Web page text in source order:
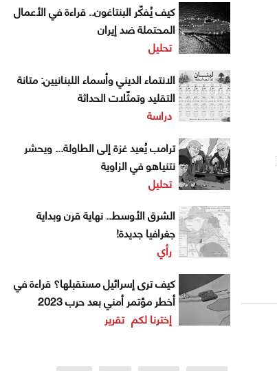
كيف يُفكّر البنتاغون.. قراءة في الأعمال
المحتملة ضد إيران
تحليل
الانتماء الديني وأسماء اللبنانيين: متانة
التقليد وتمثّلات الحداثة
دراسة
ترامب يُعيد غزة إلى الطاولة... ويحشر
نتنياهو في الزاوية
تحليل
الشرق الأوسط.. نهاية قرن وبداية
جغرافيا جديدة!
رأي
كيف ترى إسرائيل مستقبلها؟ قراءة في
أخطر مؤتمر أمني بعد حرب 2023
إخترنا لكم تقرير